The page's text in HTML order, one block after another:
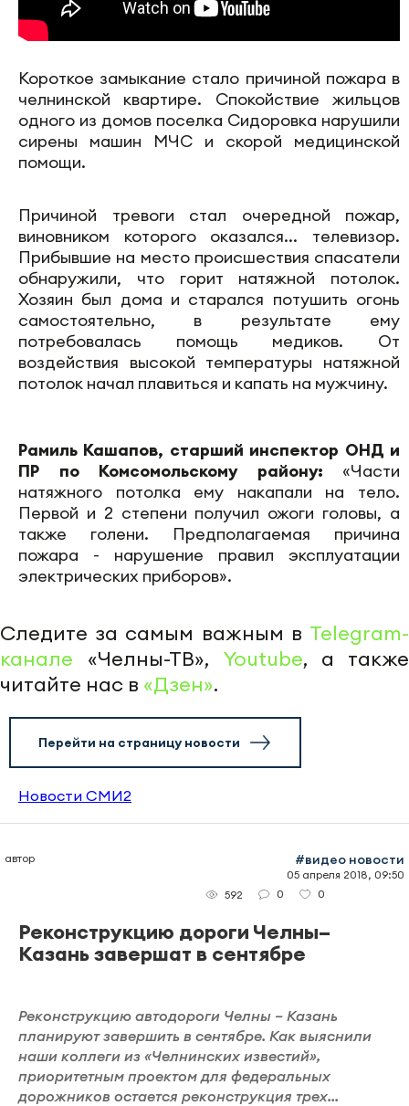
Короткое замыкание стало причиной пожара в
челнинской квартире. Спокойствие жильцов
одного из домов поселка Сидоровка нарушили
сирены машин МЧС и скорой медицинской
помощи.
Причиной тревоги стал очередной пожар,
виновником которого оказался... телевизор.
Прибывшие на место происшествия спасатели
обнаружили, что горит натяжной потолок.
Хозяин был дома и старался потушить огонь
самостоятельно, в результате ему
потребовалась помощь медиков. От
воздействия высокой температуры натяжной
потолок начал плавиться и капать на мужчину.
Рамиль Кашапов, старший инспектор ОНД и
ПР по Комсомольскому району: «Части
натяжного потолка ему накапали на тело.
Первой и 2 степени получил ожоги головы, а
также голени. Предполагаемая причина
пожара - нарушение правил эксплуатации
электрических приборов».
Следите за самым важным в Telegram-
канале «Челны-ТВ», Youtube, а также
читайте нас в «Дзен».
Перейти на страницу новости
Новости СМИ2
автор #видео новости
05 апреля 2018, 09:50
592
0 0
Реконструкцию дороги Челны–
Казань завершат в сентябре
Реконструкцию автодороги Челны – Казань
планируют завершить в сентябре. Как выяснили
наши коллеги из «Челнинских известий»,
приоритетным проектом для федеральных
дорожников остается реконструкция трех...